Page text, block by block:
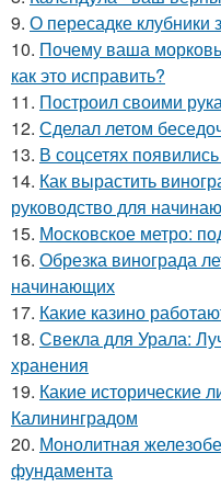
9. О пересадке клубники
10. Почему ваша
как это исправить?
11. Построил своими
12. Сделал летом
13. В соцсетях
14. Как вырастить
руководство для
15. Московское метро:
16. Обрезка винограда
начинающих
17. Какие казино
18. Свекла для Урала:
хранения
19. Какие исторические
Калининградом
20. Монолитная
фундамента